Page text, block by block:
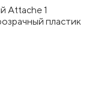
Attache 1
пластик